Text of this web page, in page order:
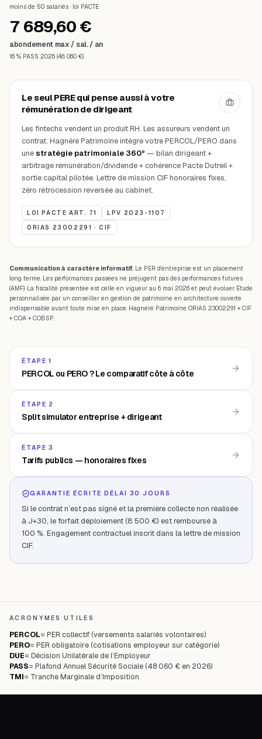
moins de 50 salariés · loi PACTE
7 689,60 €
abondement max / sal. / an
16 % PASS 2026 (48 060 €)
Le seul PERE qui pense aussi à votre
rémunération de dirigeant
Les fintechs vendent un produit RH. Les assureurs vendent un
contrat. Hagnéré Patrimoine intègre votre PERCOL/PERO dans
une stratégie patrimoniale 360° — bilan dirigeant +
arbitrage rémunération/dividende + cohérence Pacte Dutreil +
sortie capital pilotée. Lettre de mission CIF honoraires fixes,
zéro rétrocession reversée au cabinet.
LOI PACTE ART. 71
LPV 2023-1107
ORIAS 23002291 · CIF
Communication à caractère informatif. Le PER d’entreprise est un placement
long terme. Les performances passées ne préjugent pas des performances futures
(AMF). La fiscalité présentée est celle en vigueur au 6 mai 2026 et peut évoluer. Étude
personnalisée par un conseiller en gestion de patrimoine en architecture ouverte
indispensable avant toute mise en place. Hagnéré Patrimoine ORIAS 23002291 + CIF
+ COA + COBSP.
ÉTAPE 1
PERCOL ou PERO ? Le comparatif côte à côte
ÉTAPE 2
Split simulator entreprise + dirigeant
ÉTAPE 3
Tarifs publics — honoraires fixes
GARANTIE ÉCRITE DÉLAI 30 JOURS
Si le contrat n’est pas signé et la première collecte non réalisée
à J+30, le forfait déploiement (8 500 €) est remboursé à
100 %. Engagement contractuel inscrit dans la lettre de mission
CIF.
ACRONYMES UTILES
PERCOL= PER collectif (versements salariés volontaires)
PERO= PER obligatoire (cotisations employeur sur catégorie)
DUE= Décision Unilatérale de l’Employeur
PASS= Plafond Annuel Sécurité Sociale (48 060 € en 2026)
TMI= Tranche Marginale d’Imposition